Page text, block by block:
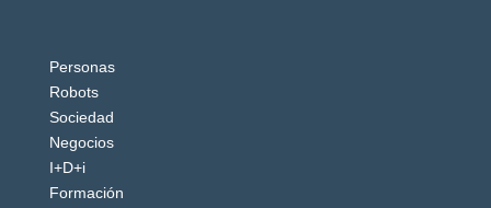
Personas
Robots
Sociedad
Negocios
I+D+i
Formación